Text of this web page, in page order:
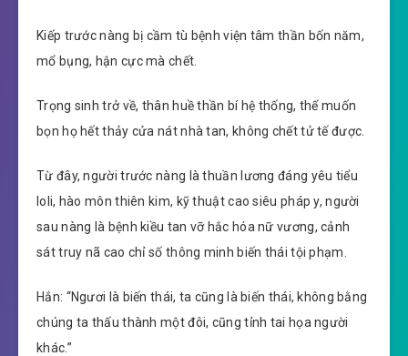
Kiếp trước nàng bị cầm tù bệnh viện tâm thần bốn năm,
mổ bụng, hận cực mà chết.
Trọng sinh trở về, thân huề thần bí hệ thống, thế muốn
bọn họ hết thảy cửa nát nhà tan, không chết tử tế được.
Từ đây, người trước nàng là thuần lương đáng yêu tiểu
loli, hào môn thiên kim, kỹ thuật cao siêu pháp y, người
sau nàng là bệnh kiều tan vỡ hắc hóa nữ vương, cảnh
sát truy nã cao chỉ số thông minh biến thái tội phạm.
Hắn: “Ngươi là biến thái, ta cũng là biến thái, không bằng
chúng ta thấu thành một đôi, cũng tỉnh tai họa người
khác.”